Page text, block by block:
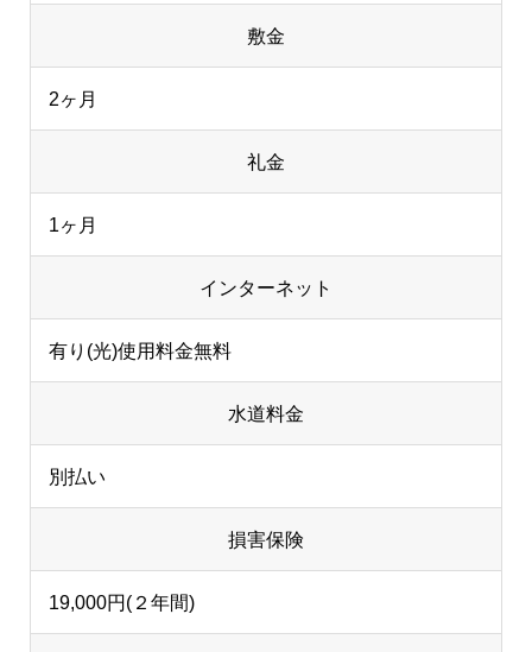
敷金
2ヶ月
礼金
1ヶ月
インターネット
有り(光)使用料金無料
水道料金
別払い
損害保険
19,000円(２年間)